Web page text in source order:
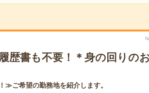
書も不要！＊身の回りの
ご希望の勤務地を紹介します。